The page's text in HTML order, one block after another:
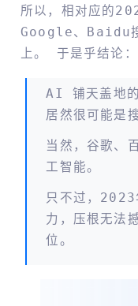
所以，相对应的
Google、baidu搜
上。 于是乎结论：
AI 铺天盖地的
居然很可能是
当然，谷歌、
工智能。
只不过，2023
力，压根无法
位。